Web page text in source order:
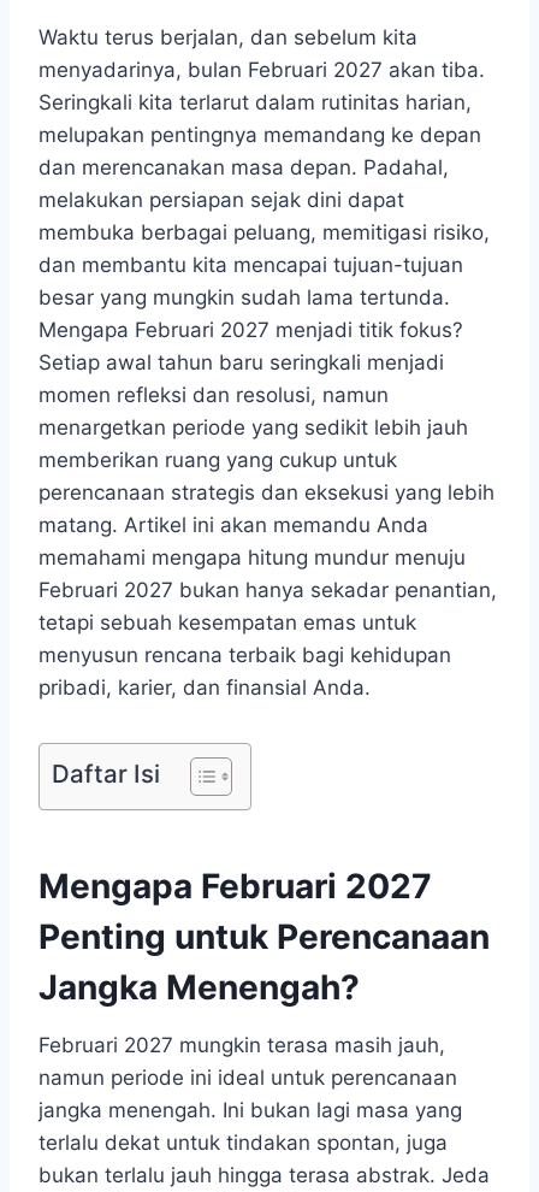
Waktu terus berjalan, dan sebelum kita
menyadarinya, bulan Februari 2027 akan tiba.
Seringkali kita terlarut dalam rutinitas harian,
melupakan pentingnya memandang ke depan
dan merencanakan masa depan. Padahal,
melakukan persiapan sejak dini dapat
membuka berbagai peluang, memitigasi risiko,
dan membantu kita mencapai tujuan-tujuan
besar yang mungkin sudah lama tertunda.
Mengapa Februari 2027 menjadi titik fokus?
Setiap awal tahun baru seringkali menjadi
momen refleksi dan resolusi, namun
menargetkan periode yang sedikit lebih jauh
memberikan ruang yang cukup untuk
perencanaan strategis dan eksekusi yang lebih
matang. Artikel ini akan memandu Anda
memahami mengapa hitung mundur menuju
Februari 2027 bukan hanya sekadar penantian,
tetapi sebuah kesempatan emas untuk
menyusun rencana terbaik bagi kehidupan
pribadi, karier, dan finansial Anda.
Daftar Isi
Mengapa Februari 2027
Penting untuk Perencanaan
Jangka Menengah?
Februari 2027 mungkin terasa masih jauh,
namun periode ini ideal untuk perencanaan
jangka menengah. Ini bukan lagi masa yang
terlalu dekat untuk tindakan spontan, juga
bukan terlalu jauh hingga terasa abstrak. Jeda